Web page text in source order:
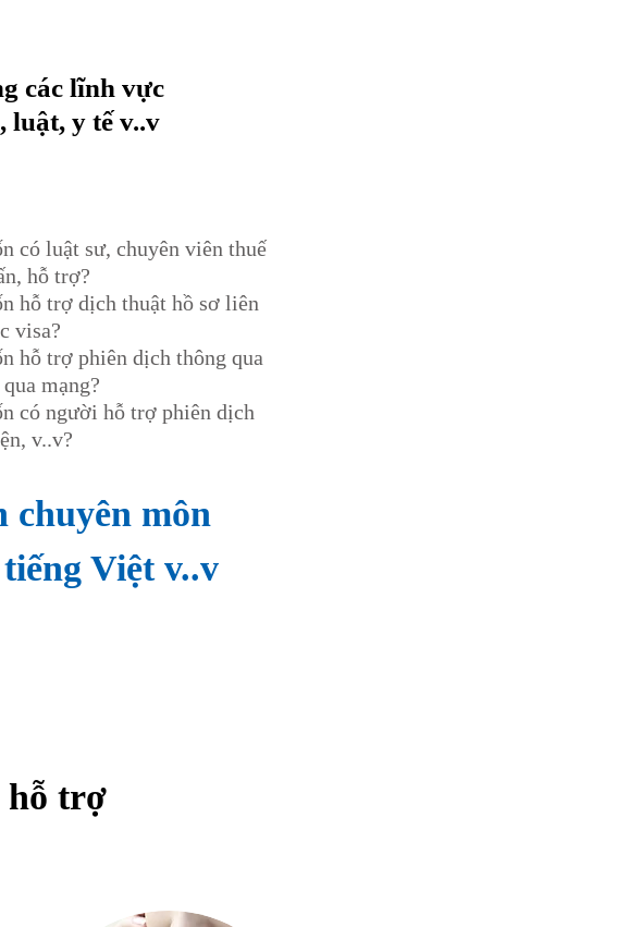
các lĩnh vực
luật, y tế v..v
có luật sư, chuyên viên thuế
hỗ trợ?
hỗ trợ dịch thuật hồ sơ liên
visa?
hỗ trợ phiên dịch thông qua
mạng?
có người hỗ trợ phiên dịch
v..v?
môn
Việt v..v
hỗ trợ